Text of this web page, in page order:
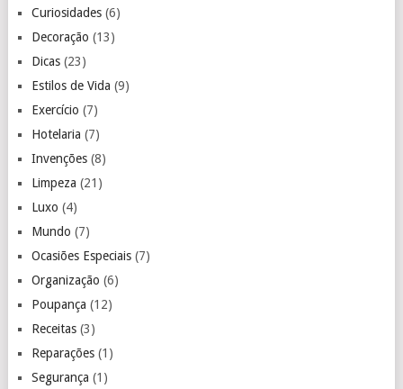
Curiosidades(6)
Decoração (13)
Dicas(23)
Estilos de Vida (9)
Exercício (7)
Hotelaria (7)
Invenções(8)
Limpeza (21)
Luxo (4)
Mundo (7)
Ocasiões Especiais(7)
Organização (6)
Poupança (12)
Receitas(3)
Reparações(1)
Segurança (1)